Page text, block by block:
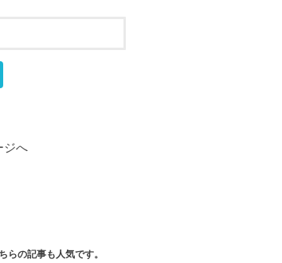
ジへ
らの記事も人気です。